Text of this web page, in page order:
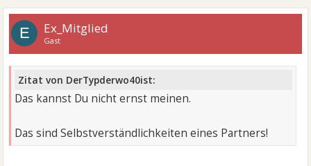
E Ex_Mitglied
Gast
Zitat von DerTypderwo40ist:
Das kannst Du nicht ernst meinen.
Das sind Selbstverständlichkeiten eines Partners!